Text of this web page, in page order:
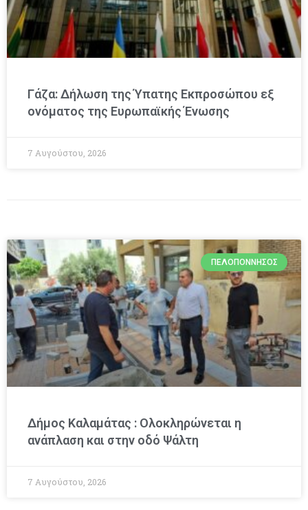
Γάζα: Δήλωση της Ύπατης Εκπροσώπου εξ
ονόματος της Ευρωπαϊκής Ένωσης
7 Αυγούστου, 2026
ΠΕΛΟΠΌΝΝΗΣΟΣ
Δήμος Καλαμάτας : Ολοκληρώνεται η
ανάπλαση και στην οδό Ψάλτη
7 Αυγούστου, 2026